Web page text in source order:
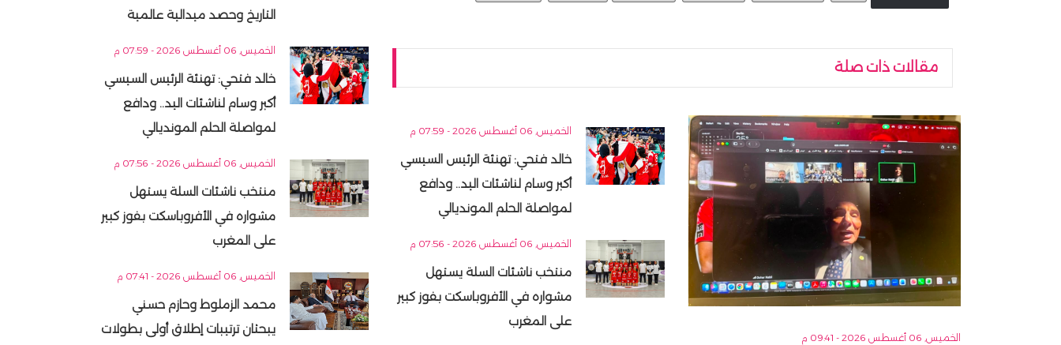
مقالات ذات صلة
الخميس, 06 أغسطس 2026 - 09:41 م
الخميس, 06 أغسطس 2026 - 07:59 م
خالد فتحي: تهنئة الرئيس السيسي
أكبر وسام لناشئات اليد.. ودافع
لمواصلة الحلم المونديالي
الخميس, 06 أغسطس 2026 - 07:56 م
منتخب ناشئات السلة يستهل
مشواره في الأفروباسكت بفوز كبير
على المغرب
التاريخ وحصد ميدالية عالمية
الخميس, 06 أغسطس 2026 - 07:59 م
خالد فتحي: تهنئة الرئيس السيسي
أكبر وسام لناشئات اليد.. ودافع
لمواصلة الحلم المونديالي
الخميس, 06 أغسطس 2026 - 07:56 م
منتخب ناشئات السلة يستهل
مشواره في الأفروباسكت بفوز كبير
على المغرب
الخميس, 06 أغسطس 2026 - 07:41 م
محمد الزملوط وحازم حسني
يبحثان ترتيبات إطلاق أولى بطولات